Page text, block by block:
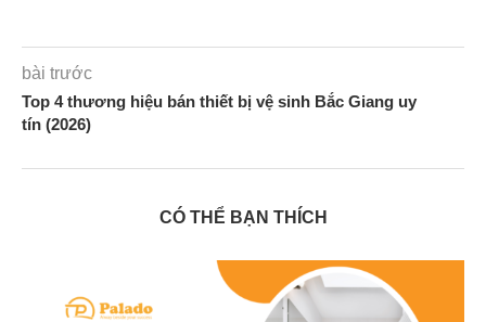
bài trước
Top 4 thương hiệu bán thiết bị vệ sinh Bắc Giang uy
tín (2026)
CÓ THỂ BẠN THÍCH